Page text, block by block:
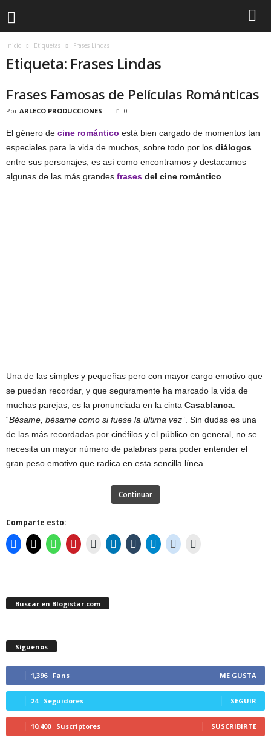
Inicio Etiquetas Frases Lindas
Etiqueta: Frases Lindas
Frases Famosas de Películas Románticas
Por ARLECO PRODUCCIONES 0
El género de cine romántico está bien cargado de momentos tan
especiales para la vida de muchos, sobre todo por los diálogos
entre sus personajes, es así como encontramos y destacamos
algunas de las más grandes frases del cine romántico
Una de las simples y pequeñas pero con mayor cargo emotivo que
se puedan recordar, y que seguramente ha marcado la vida de
muchas parejas, es la pronunciada en la cinta Casablanca:
“Bésame, bésame como si fuese la última vez”. Sin dudas es una
de las más recordadas por cinéfilos y el público en general, no se
necesita un mayor número de palabras para poder entender el
gran peso emotivo que radica en esta sencilla línea.
Continuar
Comparte esto:
Buscar en Blogistar.com
Síguenos
1,396 Fans ME GUSTA
24 Seguidores SEGUIR
10,400 Suscriptores SUSCRIBIRTE